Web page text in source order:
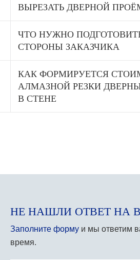
ВЫРЕЗАТЬ ДВЕРНОЙ
ЧТО НУЖНО
СТОРОНЫ ЗАКАЗЧИКА
КАК ФОРМИРУЕТСЯ
АЛМАЗНОЙ РЕЗКИ
В СТЕНЕ
НЕ НАШЛИ ОТВЕТ НА
Заполните форму и мы ответим
время.